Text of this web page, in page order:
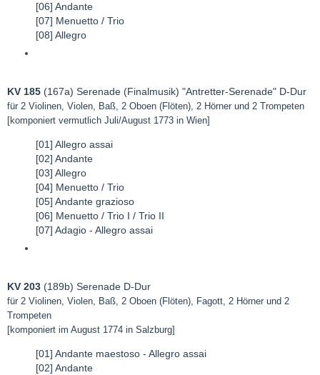
[06] Andante
[07] Menuetto / Trio
[08] Allegro
KV 185 (167a) Serenade (Finalmusik) "Antretter-Serenade" D-Dur
für 2 Violinen, Violen, Baß, 2 Oboen (Flöten), 2 Hörner und 2 Trompeten
[komponiert vermutlich Juli/August 1773 in Wien]
[01] Allegro assai
[02] Andante
[03] Allegro
[04] Menuetto / Trio
[05] Andante grazioso
[06] Menuetto / Trio I / Trio II
[07] Adagio - Allegro assai
KV 203 (189b) Serenade D-Dur
für 2 Violinen, Violen, Baß, 2 Oboen (Flöten), Fagott, 2 Hörner und 2
Trompeten
[komponiert im August 1774 in Salzburg]
[01] Andante maestoso - Allegro assai
[02] Andante